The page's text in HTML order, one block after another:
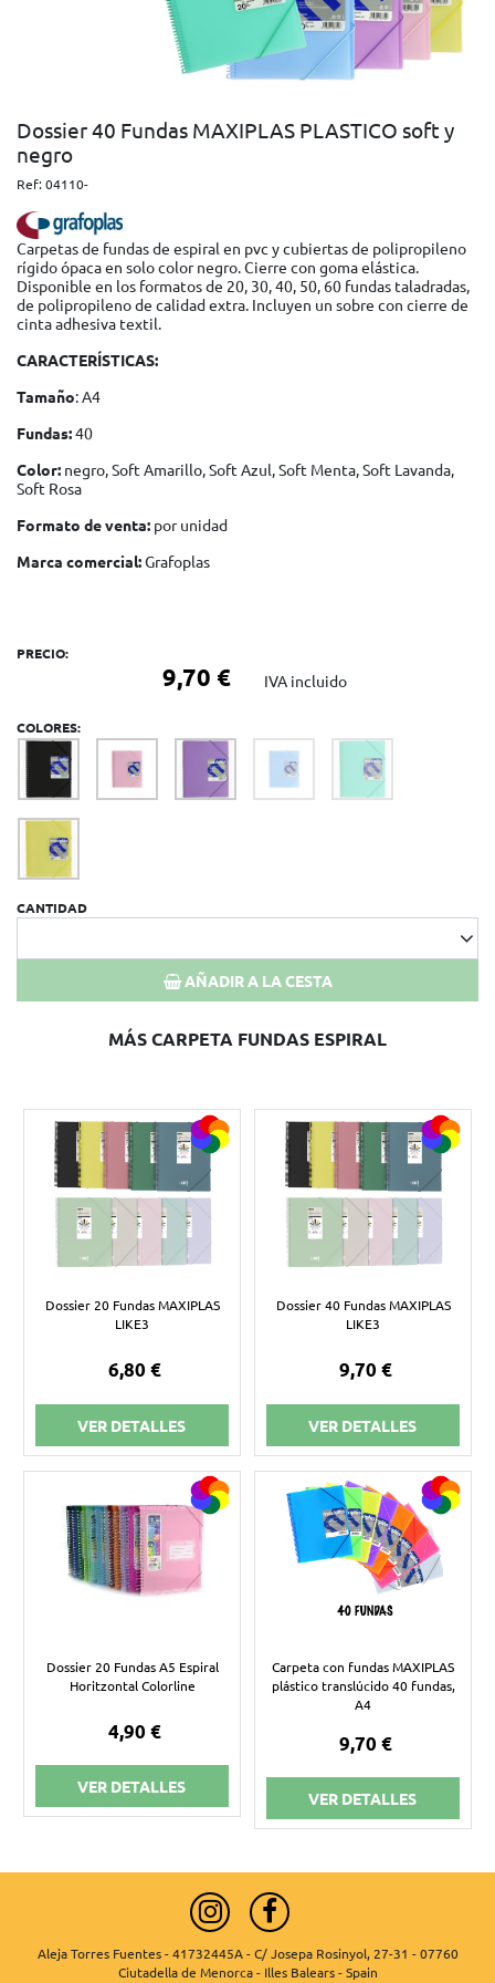
Dossier 40 Fundas MAXIPLAS PLASTICO soft y
negro
Ref:04110-
Carpetas de fundas de espiral en pvc y cubiertas de polipropileno
rígido ópaca en solo color negro. Cierre con goma elástica.
Disponible en los formatos de 20, 30, 40, 50, 60 fundas taladradas,
de polipropileno de calidad extra. Incluyen un sobre con cierre de
cinta adhesiva textil.
CARACTERÍSTICAS:
Tamaño: A4
Fundas:40
Color: negro, Soft Amarillo, Soft Azul, Soft Menta, Soft Lavanda,
Soft Rosa
Formato de venta: por unidad
Marca comercial:Grafoplas
PRECIO:
9,70 € IVA incluido
COLORES:
CANTIDAD
AÑADIR A LA CESTA
MÁS CARPETA FUNDAS ESPIRAL
Dossier 20 Fundas MAXIPLAS
LIKE3
6,80 €
VER DETALLES
Dossier 40 Fundas MAXIPLAS
LIKE3
9,70 €
VER DETALLES
Dossier 20 Fundas A5 Espiral
Horitzontal Colorline
4,90 €
VER DETALLES
Carpeta con fundas MAXIPLAS
plástico translúcido 40 fundas,
A4
9,70 €
VER DETALLES
Aleja Torres Fuentes - 41732445A - C/ Josepa Rosinyol, 27-31 - 07760
Ciutadella de Menorca - Illes Balears - Spain